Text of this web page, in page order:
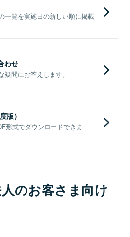
一覧を実施日の新しい順に掲載
わせ
問にお答えします。
版）
形式でダウンロードできま
のお客さま向け